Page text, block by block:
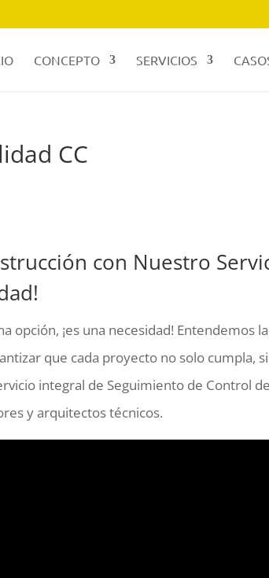
CONCEPTO SERVICIOS
CC
con Nuestro
opción, ¡es una necesidad! Entendemos la
que cada proyecto no solo cumpla,
integral de Seguimiento de Control de
y arquitectos técnicos.